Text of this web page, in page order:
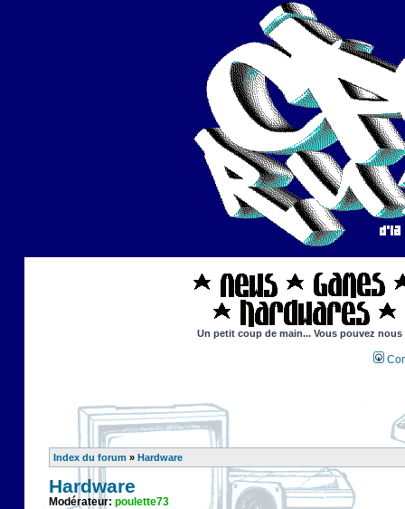
Un petit coup de main... Vous pouvez
Index du forum » Hardware
Hardware
Modérateur: poulette73